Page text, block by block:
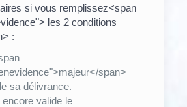
si vous remplissez<span
les 2 conditions
:
span>
sa délivrance.
valide le